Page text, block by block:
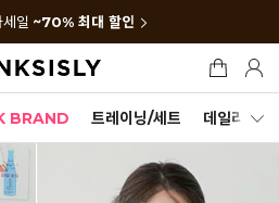
일 ~70% 최대 할인
BRAND 트레이닝/세트 데일리세트